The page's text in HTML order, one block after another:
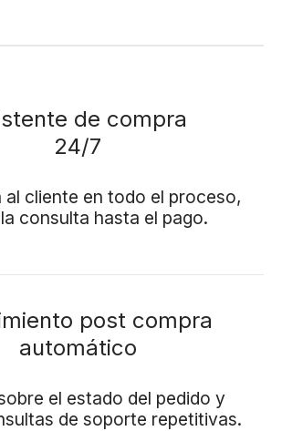
de compra
24/7
al cliente en todo el proceso,
consulta hasta el pago.
post compra
automático
el estado del pedido y
de soporte repetitivas.